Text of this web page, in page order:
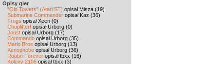
Opisy gier
"Old Towers" (Atari ST) opisał Misza (19)
Submarine Commander opisał Kaz (36)
Frogs opisał Xeen (0)
Choplifter! opisał Urborg (0)
Joust opisał Urborg (17)
Commando opisał Urborg (35)
Mario Bros opisał Urborg (13)
Xenophobe opisał Urborg (36)
Robbo Forever opisał tbxx (16)
Kolony 2106 opisał tbxx (3)